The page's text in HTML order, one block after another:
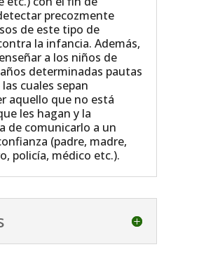
precozmente
de este tipo de
la infancia. Además,
a los niños de
determinadas pautas
cuales sepan
aquello que no está
les hagan y la
de comunicarlo a un
(padre, madre,
policía, médico etc.).